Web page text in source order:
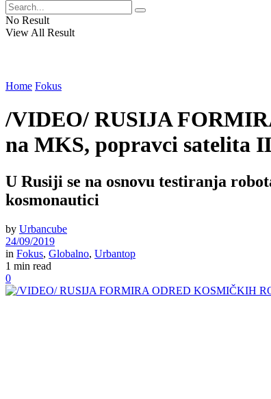
No Result
View All Result
Home Fokus
/VIDEO/ RUSIJA
na MKS, popravci satelita
U Rusiji se na osnovu testiranja
kosmonautici
by Urbancube
24/09/2019
in Fokus, Globalno, Urbantop
1 min read
0